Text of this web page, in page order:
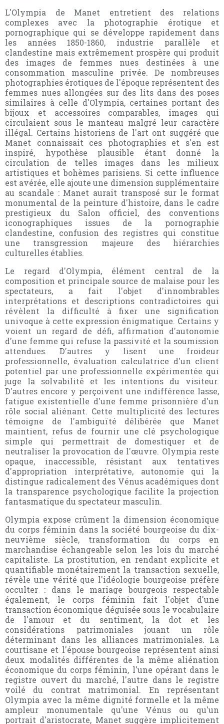
L'Olympia de Manet entretient des relations
complexes avec la photographie érotique et
pornographique qui se développe rapidement dans
les années 1850-1860, industrie parallèle et
clandestine mais extrêmement prospère qui produit
des images de femmes nues destinées à une
consommation masculine privée. De nombreuses
photographies érotiques de l'époque représentent des
femmes nues allongées sur des lits dans des poses
similaires à celle d'Olympia, certaines portant des
bijoux et accessoires comparables, images qui
circulaient sous le manteau malgré leur caractère
illégal. Certains historiens de l'art ont suggéré que
Manet connaissait ces photographies et s'en est
inspiré, hypothèse plausible étant donné la
circulation de telles images dans les milieux
artistiques et bohèmes parisiens. Si cette influence
est avérée, elle ajoute une dimension supplémentaire
au scandale : Manet aurait transposé sur le format
monumental de la peinture d'histoire, dans le cadre
prestigieux du Salon officiel, des conventions
iconographiques issues de la pornographie
clandestine, confusion des registres qui constitue
une transgression majeure des hiérarchies
culturelles établies.
Le regard d'Olympia, élément central de la
composition et principale source de malaise pour les
spectateurs, a fait l'objet d'innombrables
interprétations et descriptions contradictoires qui
révèlent la difficulté à fixer une signification
univoque à cette expression énigmatique. Certains y
voient un regard de défi, affirmation d'autonomie
d'une femme qui refuse la passivité et la soumission
attendues. D'autres y lisent une froideur
professionnelle, évaluation calculatrice d'un client
potentiel par une professionnelle expérimentée qui
juge la solvabilité et les intentions du visiteur.
D'autres encore y perçoivent une indifférence lasse,
fatigue existentielle d'une femme prisonnière d'un
rôle social aliénant. Cette multiplicité des lectures
témoigne de l'ambiguïté délibérée que Manet
maintient, refus de fournir une clé psychologique
simple qui permettrait de domestiquer et de
neutraliser la provocation de l'œuvre. Olympia reste
opaque, inaccessible, résistant aux tentatives
d'appropriation interprétative, autonomie qui la
distingue radicalement des Vénus académiques dont
la transparence psychologique facilite la projection
fantasmatique du spectateur masculin.
Olympia expose crûment la dimension économique
du corps féminin dans la société bourgeoise du dix-
neuvième siècle, transformation du corps en
marchandise échangeable selon les lois du marché
capitaliste. La prostitution, en rendant explicite et
quantifiable monétairement la transaction sexuelle,
révèle une vérité que l'idéologie bourgeoise préfère
occulter : dans le mariage bourgeois respectable
également, le corps féminin fait l'objet d'une
transaction économique déguisée sous le vocabulaire
de l'amour et du sentiment, la dot et les
considérations patrimoniales jouant un rôle
déterminant dans les alliances matrimoniales. La
courtisane et l'épouse bourgeoise représentent ainsi
deux modalités différentes de la même aliénation
économique du corps féminin, l'une opérant dans le
registre ouvert du marché, l'autre dans le registre
voilé du contrat matrimonial. En représentant
Olympia avec la même dignité formelle et la même
ampleur monumentale qu'une Vénus ou qu'un
portrait d'aristocrate, Manet suggère implicitement